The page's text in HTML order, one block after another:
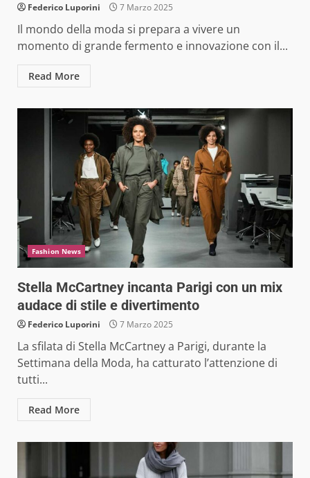
Federico Luporini 7 Marzo 2025
Il mondo della moda si prepara a vivere un
momento di grande fermento e innovazione con il...
Read More
Fashion News
Stella McCartney incanta Parigi con un mix
audace di stile e divertimento
Federico Luporini 7 Marzo 2025
La sfilata di Stella McCartney a Parigi, durante la
Settimana della Moda, ha catturato l’attenzione di
tutti...
Read More